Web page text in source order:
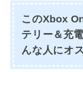
このXbox
テリー＆充
んな人にオ